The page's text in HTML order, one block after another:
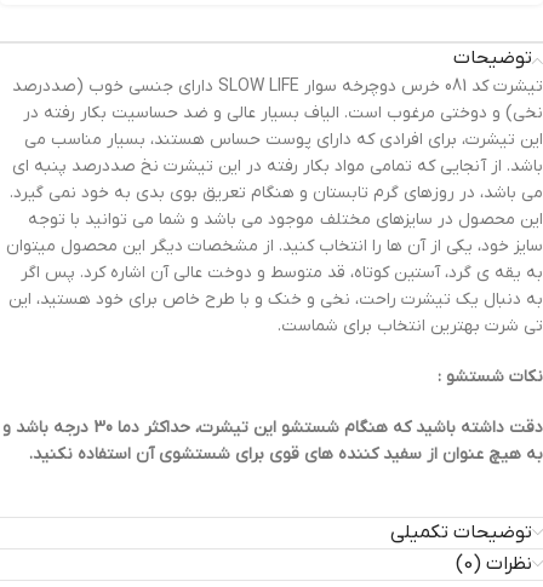
توضیحات
تیشرت کد 081 خرس دوچرخه سوار SLOW LIFE دارای جنسی خوب (صددرصد
نخی) و دوختی مرغوب است. الیاف بسیار عالی و ضد حساسیت بکار رفته در
این تیشرت، برای افرادی که دارای پوست حساس هستند، بسیار مناسب می
باشد. از آنجایی که تمامی مواد بکار رفته در این تیشرت نخ صددرصد پنبه ای
می باشد، در روزهای گرم تابستان و هنگام تعریق بوی بدی به خود نمی گیرد.
این محصول در سایزهای مختلف موجود می باشد و شما می توانید با توجه
سایز خود، یکی از آن ها را انتخاب کنید. از مشخصات دیگر این محصول میتوان
به یقه ی گرد، آستین کوتاه، قد متوسط و دوخت عالی آن اشاره کرد. پس اگر
به دنبال یک تیشرت راحت، نخی و خنک و با طرح خاص برای خود هستید، این
تی شرت بهترین انتخاب برای شماست.
نکات شستشو :
دقت داشته باشید که هنگام شستشو این تیشرت، حداکثر دما 30 درجه باشد و
به هیچ عنوان از سفید کننده های قوی برای شستشوی آن استفاده نکنید.
توضیحات تکمیلی
نظرات (0)